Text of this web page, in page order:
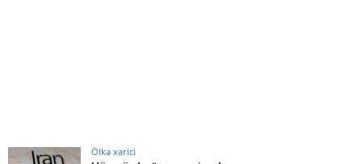
Ölkə xarici